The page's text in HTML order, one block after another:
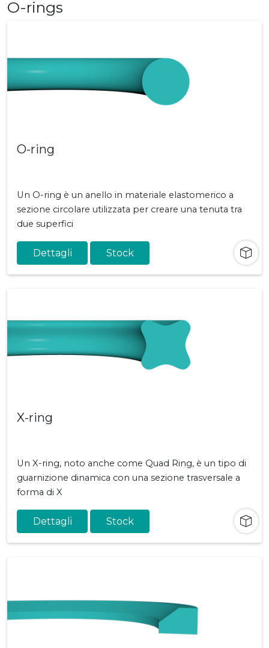
O-rings
O-ring
Un O-ring è un anello in materiale elastomerico a
sezione circolare utilizzata per creare una tenuta tra
due superfici
Dettagli Stock
X-ring
Un X-ring, noto anche come Quad Ring, è un tipo di
guarnizione dinamica con una sezione trasversale a
forma di X
Dettagli Stock